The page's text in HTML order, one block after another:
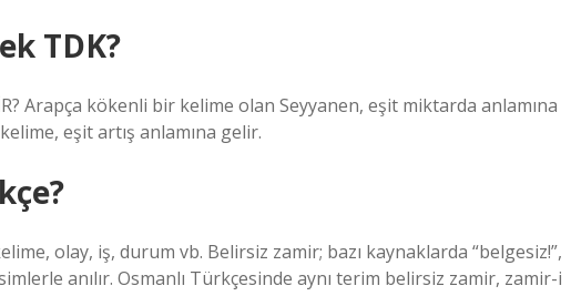
TDK?
Arapça kökenli bir kelime olan Seyyanen, eşit miktarda anlamına
eşit artış anlamına gelir.
olay, iş, durum vb. Belirsiz zamir; bazı kaynaklarda “belgesiz!”,
anılır. Osmanlı Türkçesinde aynı terim belirsiz zamir, zamir-i